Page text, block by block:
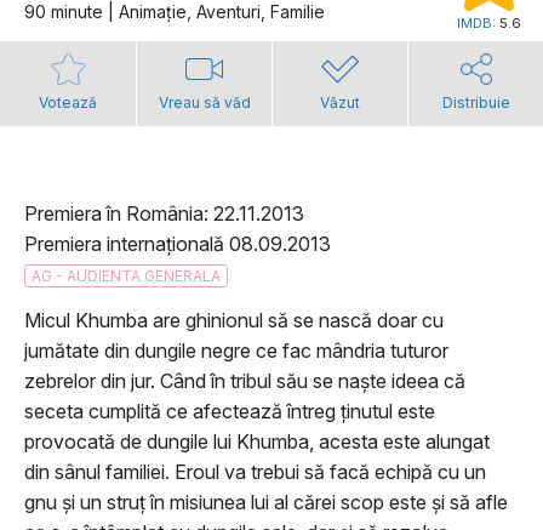
90 minute | Animaţie, Aventuri, Familie
IMDB: 5.6
Votează Vreau să văd Văzut Distribuie
Premiera în România: 22.11.2013
Premiera internațională 08.09.2013
AG - AUDIENTA GENERALA
Micul Khumba are ghinionul să se nască doar cu
jumătate din dungile negre ce fac mândria tuturor
zebrelor din jur. Când în tribul său se naște ideea că
seceta cumplită ce afectează întreg ținutul este
provocată de dungile lui Khumba, acesta este alungat
din sânul familiei. Eroul va trebui să facă echipă cu un
gnu și un struț în misiunea lui al cărei scop este și să afle